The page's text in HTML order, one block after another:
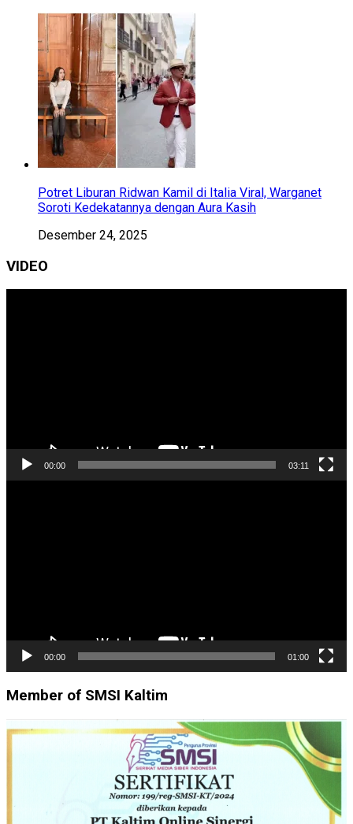
Potret Liburan Ridwan Kamil di Italia Viral, Warganet
Soroti Kedekatannya dengan Aura Kasih
Desember 24, 2025
VIDEO
00:00 03:11
00:00 01:00
Member of SMSI Kaltim